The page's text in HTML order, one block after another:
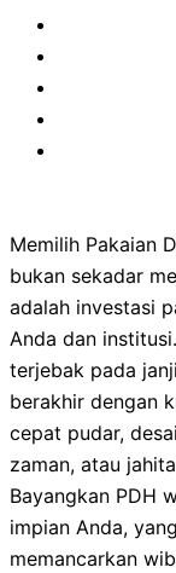
Memilih Pakaian
bukan sekadar
adalah investasi
Anda dan
terjebak pada
berakhir dengan
cepat pudar,
zaman, atau
Bayangkan PDH
impian Anda,
memancarkan